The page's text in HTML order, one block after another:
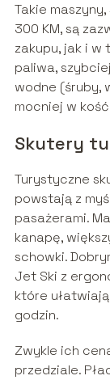
Takie
300 KM, są
zakupu, jak i
paliwa,
wodne (śruby,
mocniej w
Skutery
Turystyczne
powstają z
pasażerami.
kanapę,
schowki.
Jet Ski z
które
godzin.
Zwykle ich
przedziale.